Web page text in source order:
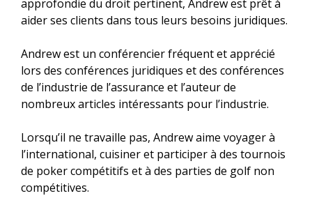
approfondie du droit pertinent, Andrew est prêt à
aider ses clients dans tous leurs besoins juridiques.
Andrew est un conférencier fréquent et apprécié
lors des conférences juridiques et des conférences
de l’industrie de l’assurance et l’auteur de
nombreux articles intéressants pour l’industrie.
Lorsqu’il ne travaille pas, Andrew aime voyager à
l’international, cuisiner et participer à des tournois
de poker compétitifs et à des parties de golf non
compétitives.